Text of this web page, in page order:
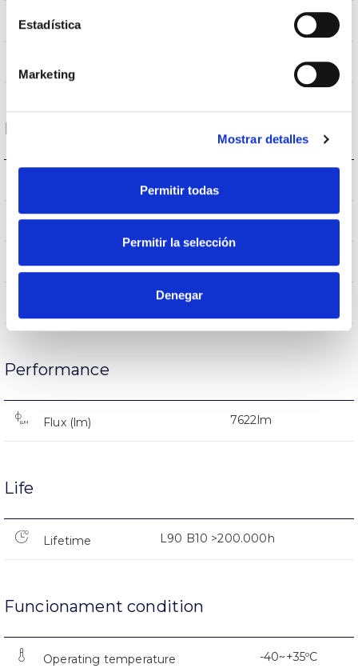
Estadística
Marketing
Mostrar detalles
Permitir todas
Permitir la selección
Denegar
Optical VA00K0M
IP Tightness index IP65
Current (A)
Performance
Flux (lm) 7622lm
Life
Lifetime L90 B10 >200.000h
Funcionament condition
Operating temperature -40~+35ºC